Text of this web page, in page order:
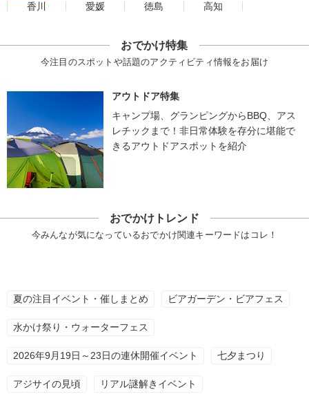
香川
愛媛 徳島 高知
おでかけ特集
今注目のスポットや話題のアクティビティ情報をお届け
アウトドア特集
キャンプ場、グランピングからBBQ、アス
レチックまで！非日常体験を存分に堪能で
きるアウトドアスポットを紹介
おでかけトレンド
今みんなが気になっているおでかけ関連キーワードはコレ！
夏の注目イベント・催しまとめ ビアガーデン・ビアフェス
水かけ祭り・ウォーターフェス
2026年9月19日～23日の連休開催イベント 七夕まつり
アジサイの見頃 リアル謎解きイベント